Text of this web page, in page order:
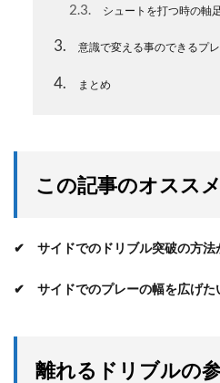
2.3 シュートを打つ時の軸
3 意識で変える事のできるプ
4 まとめ
この記事のオスス
✔ サイドでのドリブル突破の方法
✔ サイドでのプレーの幅を広げた
離れるドリブルの